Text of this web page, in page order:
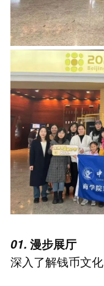
01. 漫步展厅
深入了解钱币文化